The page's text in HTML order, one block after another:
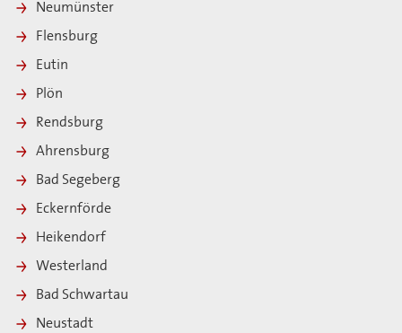
Neumünster
Flensburg
Eutin
Plön
Rendsburg
Ahrensburg
Bad Segeberg
Eckernförde
Heikendorf
Westerland
Bad Schwartau
Neustadt